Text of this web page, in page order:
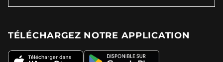
TÉLÉCHARGEZ NOTRE APPLICATION